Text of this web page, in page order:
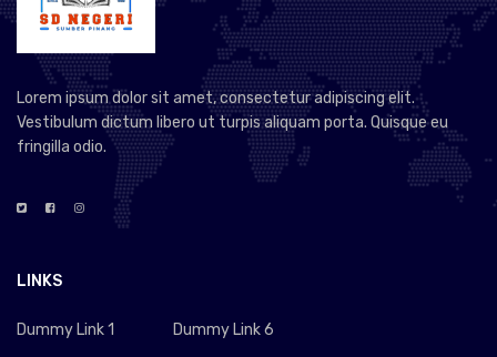
Lorem ipsum dolor sit amet, consectetur adipiscing elit.
Vestibulum dictum libero ut turpis aliquam porta. Quisque eu
fringilla odio.
LINKS
Dummy Link 1 Dummy Link 6